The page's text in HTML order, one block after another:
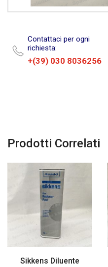
Contattaci per ogni
richiesta:
+(39) 030 8036256
Prodotti Correlati
Sikkens Diluente